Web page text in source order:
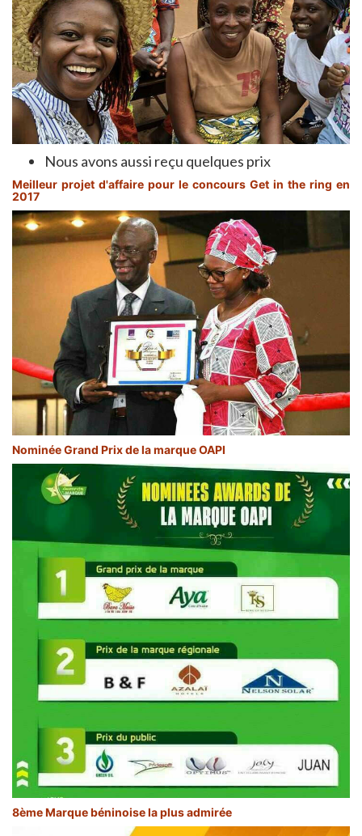
Nous avons aussi reçu quelques prix
Meilleur projet d'affaire pour le concours Get in the ring en
2017
Nominée Grand Prix de la marque OAPI
8ème Marque béninoise la plus admirée